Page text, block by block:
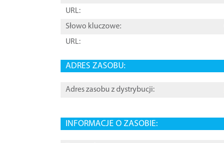
URL:
Słowo kluczowe:
URL:
ADRES ZASOBU:
Adres zasobu z dystrybucji:
INFORMACJE O ZASOBIE: